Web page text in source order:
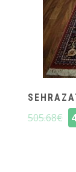
505.68€